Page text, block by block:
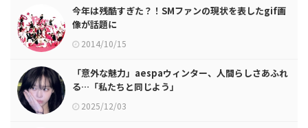
今年は残酷すぎた？！SMファンの現状を表したgif画
像が話題に
2014/10/15
「意外な魅力」aespaウィンター、人間らしさあふれ
る…「私たちと同じよう」
2025/12/03